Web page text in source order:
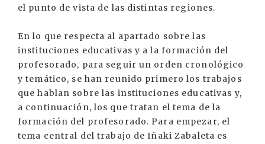
el punto de vista de las distintas regiones.
En lo que respecta al apartado sobre las
instituciones educativas y a la formación del
profesorado, para seguir un orden cronológico
y temático, se han reunido primero los trabajos
que hablan sobre las instituciones educativas y,
a continuación, los que tratan el tema de la
formación del profesorado. Para empezar, el
tema central del trabajo de Iñaki Zabaleta es